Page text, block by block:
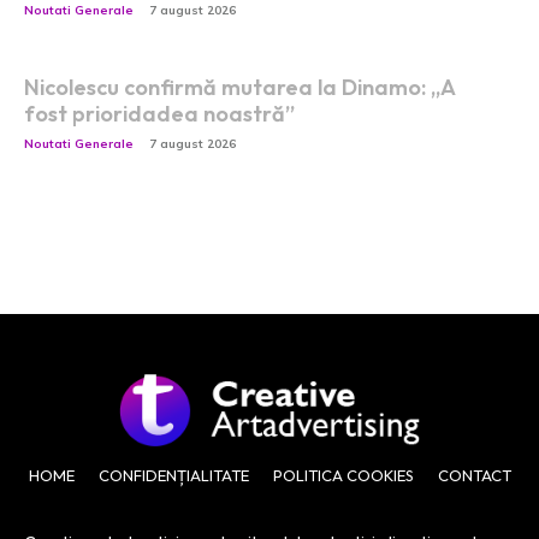
Noutati Generale 7 august 2026
Nicolescu confirmă mutarea la Dinamo: „A
fost prioridadea noastră”
Noutati Generale 7 august 2026
HOME CONFIDENȚIALITATE POLITICA COOKIES CONTACT